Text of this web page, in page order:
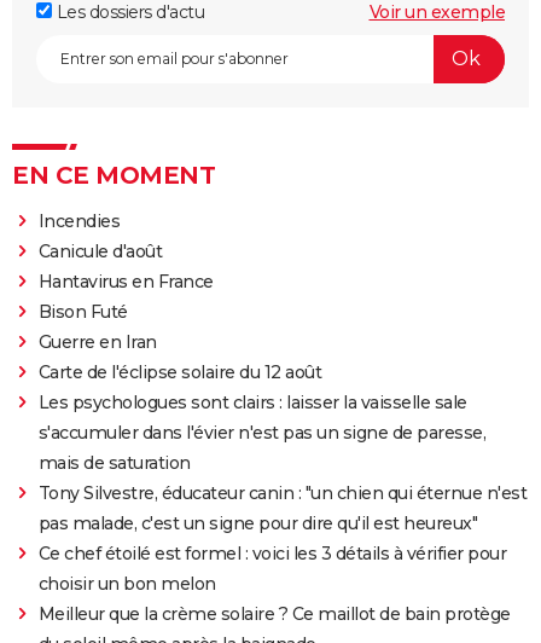
Les dossiers d'actu
Voir un exemple
EN CE MOMENT
Incendies
Canicule d'août
Hantavirus en France
Bison Futé
Guerre en Iran
Carte de l'éclipse solaire du 12 août
Les psychologues sont clairs : laisser la vaisselle sale
s'accumuler dans l'évier n'est pas un signe de paresse,
mais de saturation
Tony Silvestre, éducateur canin : "un chien qui éternue n'est
pas malade, c'est un signe pour dire qu'il est heureux"
Ce chef étoilé est formel : voici les 3 détails à vérifier pour
choisir un bon melon
Meilleur que la crème solaire ? Ce maillot de bain protège